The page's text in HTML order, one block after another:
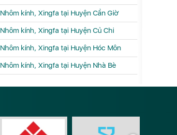
Nhôm kính, Xingfa tại Huyện Cần Giờ
Nhôm kính, Xingfa tại Huyện Củ Chi
Nhôm kính, Xingfa tại Huyện Hóc Môn
Nhôm kính, Xingfa tại Huyện Nhà Bè